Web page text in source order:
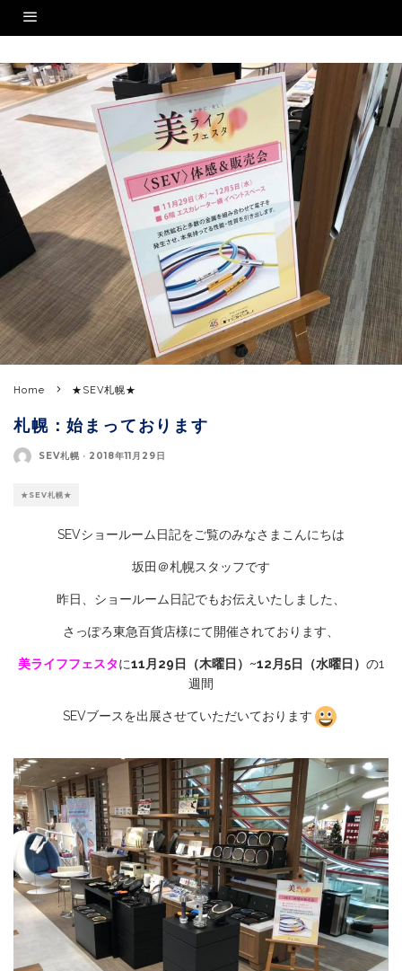
Home ★SEV札幌★
札幌：始まっております
SEV札幌 · 2018年11月29日
★SEV札幌★
SEVショールーム日記をご覧のみなさまこんにちは
坂田＠札幌スタッフです
昨日、ショールーム日記でもお伝えいたしました、
さっぽろ東急百貨店様にて開催されております、
美ライフフェスタに11月29日（木曜日）~12月5日（水曜日） の1
週間
SEVブースを出展させていただいております